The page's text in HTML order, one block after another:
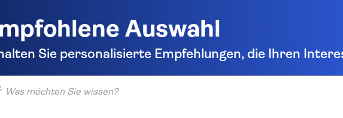
Auswahl
Sie personalisierte Empfehlungen, die Ihren
Sie wissen?